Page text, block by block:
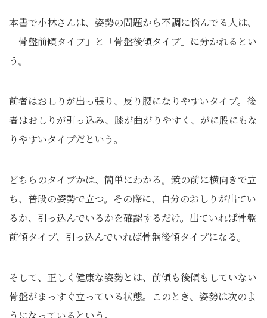
本書で小林さんは、姿勢の問題から不調に悩んでる人は、
「骨盤前傾タイプ」と「骨盤後傾タイプ」に分かれるとい
う。
前者はおしりが出っ張り、反り腰になりやすいタイプ。後
者はおしりが引っ込み、膝が曲がりやすく、がに股にもな
りやすいタイプだという。
どちらのタイプかは、簡単にわかる。鏡の前に横向きで立
ち、普段の姿勢で立つ。その際に、自分のおしりが出てい
るか、引っ込んでいるかを確認するだけ。出ていれば骨盤
前傾タイプ、引っ込んでいれば骨盤後傾タイプになる。
そして、正しく健康な姿勢とは、前傾も後傾もしていない
骨盤がまっすぐ立っている状態。このとき、姿勢は次のよ